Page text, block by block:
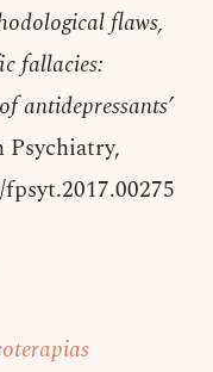
flaws,
fallacies:
antidepressants’